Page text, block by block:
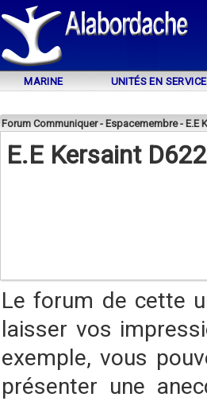
MARINE UNITÉS EN SERVICE
Forum Communiquer - Espacemembre - E.E
E.E Kersaint D622
Le forum de cette
laisser vos
exemple, vous
présenter une